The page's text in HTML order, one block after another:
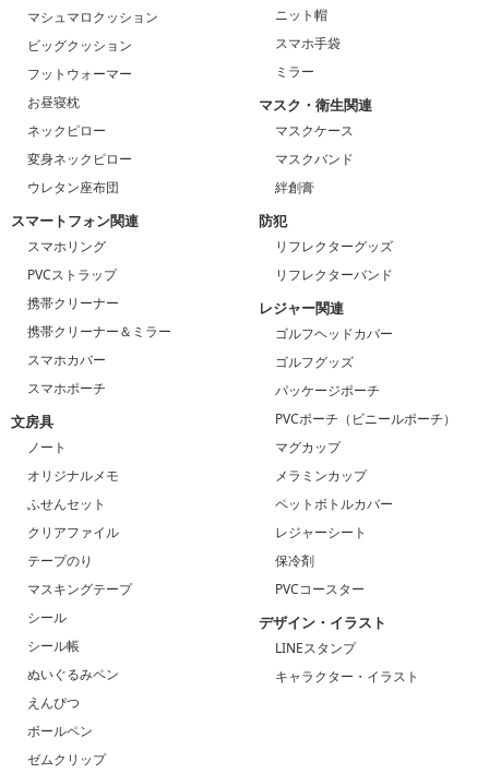
マシュマロクッション
ビッグクッション
フットウォーマー
お昼寝枕
ネックピロー
変身ネックピロー
ウレタン座布団
スマートフォン関連
スマホリング
PVCストラップ
携帯クリーナー
携帯クリーナー＆ミラー
スマホカバー
スマホポーチ
文房具
ノート
オリジナルメモ
ふせんセット
クリアファイル
テープのり
マスキングテープ
シール
シール帳
ぬいぐるみペン
えんぴつ
ボールペン
ゼムクリップ
ニット帽
スマホ手袋
ミラー
マスク・衛生関連
マスクケース
マスクバンド
絆創膏
防犯
リフレクターグッズ
リフレクターバンド
レジャー関連
ゴルフヘッドカバー
ゴルフグッズ
パッケージポーチ
PVCポーチ（ビニールポーチ）
マグカップ
メラミンカップ
ペットボトルカバー
レジャーシート
保冷剤
PVCコースター
デザイン・イラスト
LINEスタンプ
キャラクター・イラスト